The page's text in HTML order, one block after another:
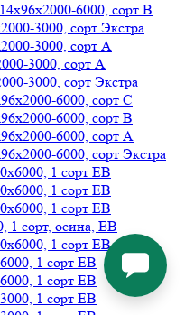
6000, сорт В
3000, сорт Экстра
3000, сорт А
3000, сорт А
3000, сорт Экстра
6000, сорт С
6000, сорт В
6000, сорт А
6000, сорт Экстра
1 сорт ЕВ
1 сорт ЕВ
1 сорт ЕВ
1 сорт, осина, ЕВ
1 сорт ЕВ
1 сорт ЕВ
1 сорт ЕВ
1 сорт ЕВ